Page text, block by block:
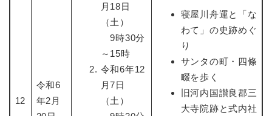
12
令和6
年2月
月18日
（土）
9時30分
～15時
令和6年12
月7日
（土）
寝屋川舟運と「な
わて」の史跡めぐ
り
サンタの町・四條
畷を歩く
旧河内国讃良郡三
大寺院跡と式内社